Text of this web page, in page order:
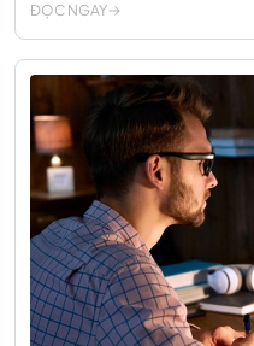
ĐỌC NGAY